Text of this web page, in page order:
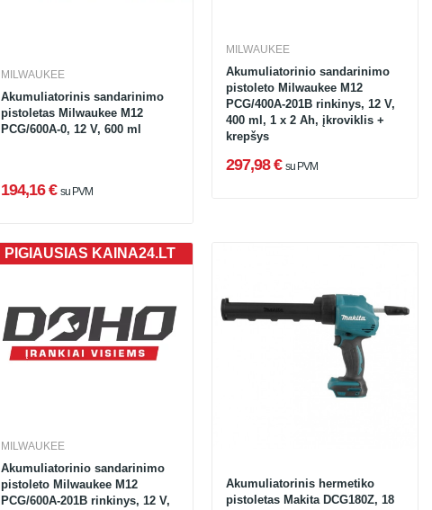
MILWAUKEE
Akumuliatorinis sandarinimo
pistoletas Milwaukee M12
PCG/600A-0, 12 V, 600 ml
194,16 € su PVM
MILWAUKEE
Akumuliatorinio sandarinimo
pistoleto Milwaukee M12
PCG/400A-201B rinkinys, 12 V,
400 ml, 1 x 2 Ah, įkroviklis +
krepšys
297,98 € su PVM
PIGIAUSIAS KAINA24.LT
MILWAUKEE
Akumuliatorinio sandarinimo
pistoleto Milwaukee M12
PCG/600A-201B rinkinys, 12 V,
Akumuliatorinis hermetiko
pistoletas Makita DCG180Z, 18